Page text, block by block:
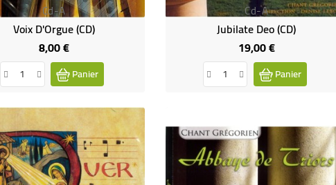
Cd-A
Voix D'Orgue (CD)
8,00 €Prix
Panier
Cd-A
Jubilate Deo (CD)
19,00 €Prix
Panier